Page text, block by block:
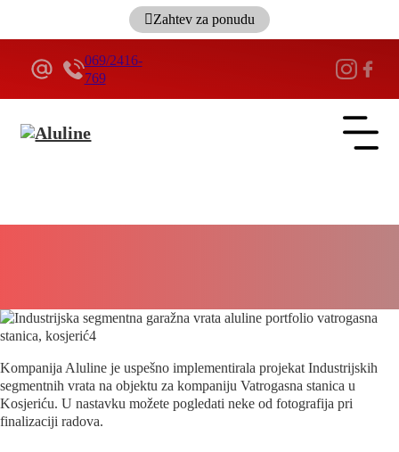
Zahtev za ponudu
069/2416-
769
Kompanija Aluline je uspešno implementirala projekat Industrijskih
segmentnih vrata na objektu za kompaniju Vatrogasna stanica u
Kosjeriću. U nastavku možete pogledati neke od fotografija pri
finalizaciji radova.